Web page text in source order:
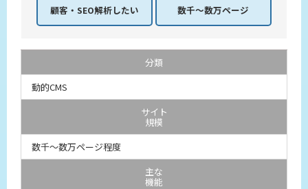
顧客・SEO解析したい 数千～数万ページ
分類
動的CMS
サイト
規模
数千～数万ページ程度
主な
機能